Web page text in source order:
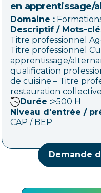
en apprentissage/
Domaine :
Descriptif / Mots-
Titre professionnel
Titre professionnel
apprentissage/
qualification
de cuisine – Titre
restauration collective
Durée :>500 H
Niveau d'entrée /
CAP / BEP
Demande